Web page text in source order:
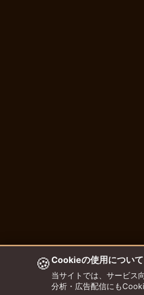
🍪 Cookieの使用について
当サイトでは、サービス
分析・広告配信にも